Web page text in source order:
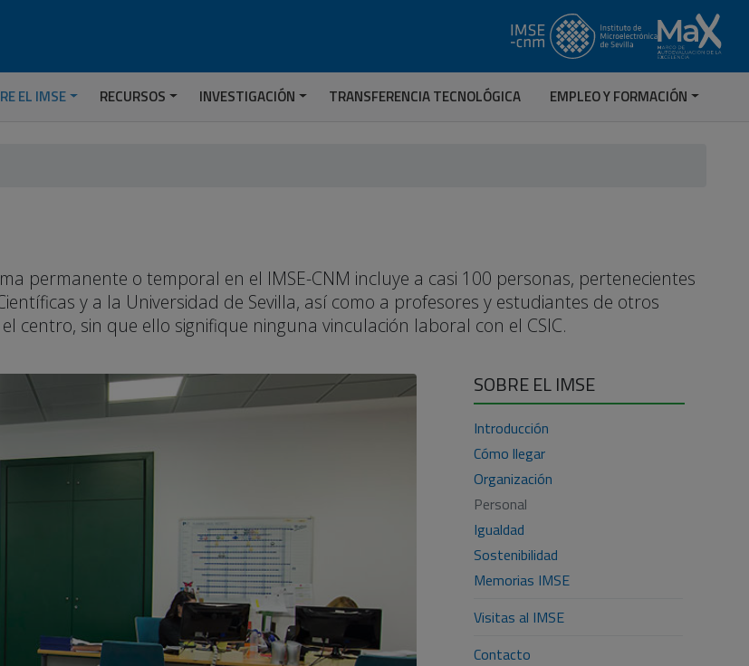
EL IMSE RECURSOS INVESTIGACIÓN TRANSFERENCIA TECNOLÓGICA EMPLEO Y FORMACIÓN
permanente o temporal en el IMSE-CNM incluye a casi 100 personas, pertenecientes
y a la Universidad de Sevilla, así como a profesores y estudiantes de otros
centro, sin que ello signifique ninguna vinculación laboral con el CSIC.
SOBRE EL IMSE
Introducción
Cómo llegar
Organización
Personal
Igualdad
Sostenibilidad
Memorias IMSE
Visitas al IMSE
Contacto